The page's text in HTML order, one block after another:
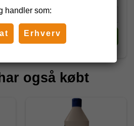
også købt
handler som:
Erhverv